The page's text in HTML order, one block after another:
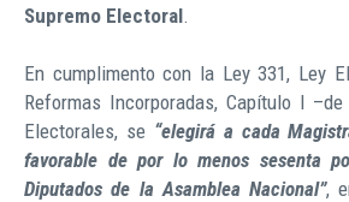
Supremo Electoral.
En cumplimento con la Ley 331, Ley
Reformas Incorporadas, Capítulo I
Electorales, se “elegirá a cada
favorable de por lo menos sesenta
Diputados de la Asamblea Nacional”,